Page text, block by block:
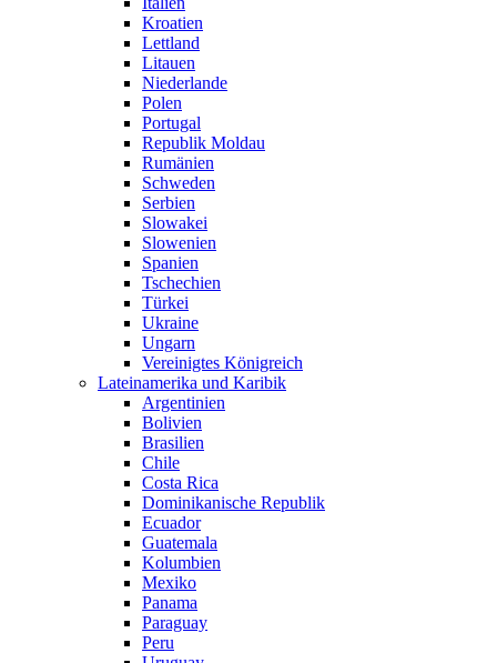
Kroatien
Lettland
Litauen
Niederlande
Polen
Portugal
Republik Moldau
Rumänien
Schweden
Serbien
Slowakei
Slowenien
Spanien
Tschechien
Türkei
Ukraine
Ungarn
Vereinigtes Königreich
Lateinamerika und Karibik
Argentinien
Bolivien
Brasilien
Chile
Costa Rica
Dominikanische Republik
Ecuador
Guatemala
Kolumbien
Mexiko
Panama
Paraguay
Peru